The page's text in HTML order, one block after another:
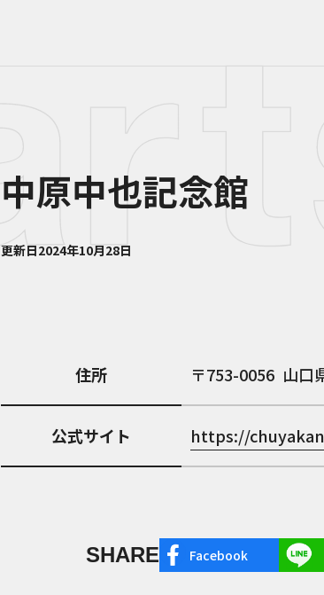
中原中也記念館
更新日2024年10月28日
住所 753-0056 山口
公式サイト https://
SHARE Facebook